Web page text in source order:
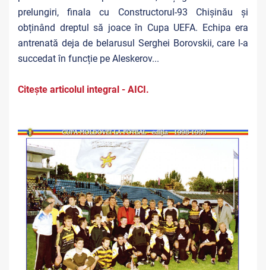
prelungiri, finala cu Constructorul-93 Chișinău și
obținând dreptul să joace în Cupa UEFA. Echipa era
antrenată deja de belarusul Serghei Borovskii, care l-a
succedat în funcție pe Aleskerov...
Citește articolul integral - AICI.